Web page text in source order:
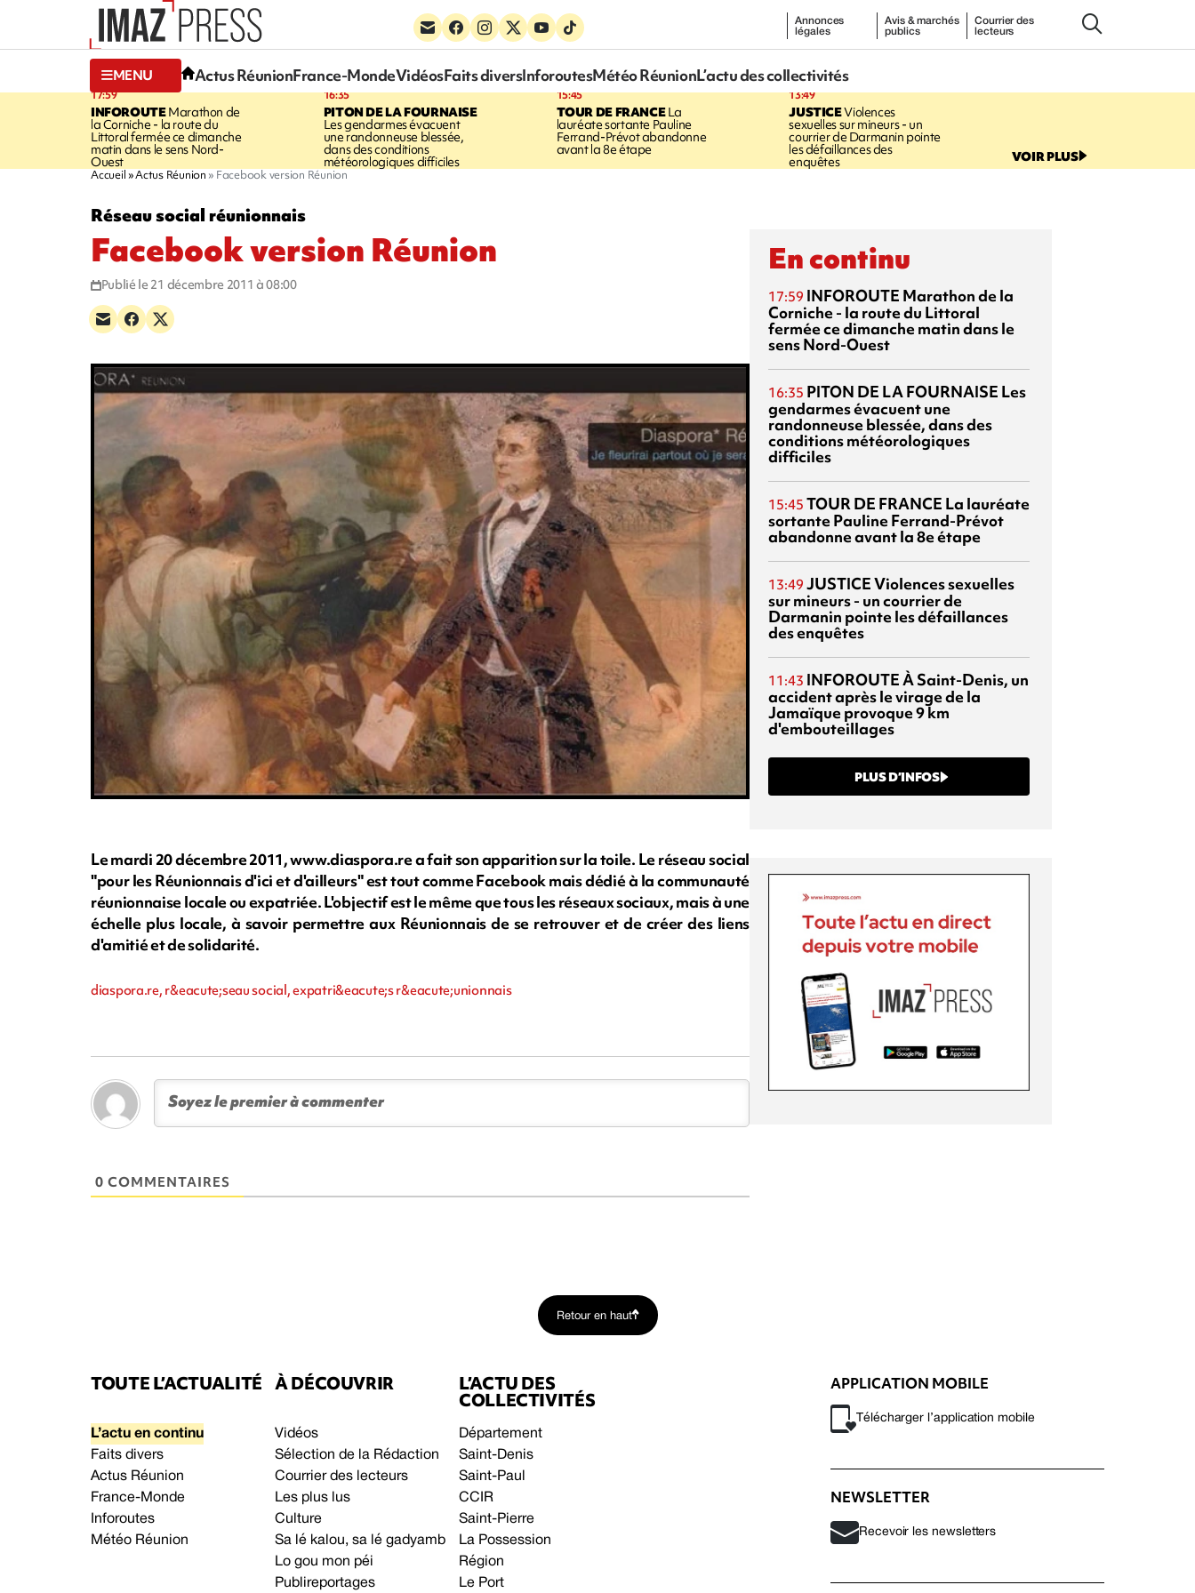
Annonces
légales
Avis & marchés
publics
Courrier des
lecteurs
MENU Actus RéunionFrance-MondeVidéosFaits diversInforoutesMétéo RéunionL’actu des collectivités
17:59
INFOROUTEMarathon de
la Corniche - la route du
Littoral fermée ce dimanche
matin dans le sens Nord-
Ouest
16:35
PITON DE LA FOURNAISE
Les gendarmes évacuent
une randonneuse blessée,
dans des conditions
météorologiques difficiles
15:45
TOUR DE FRANCELa
lauréate sortante Pauline
Ferrand-Prévot abandonne
avant la 8e étape
13:49
JUSTICEViolences
sexuelles sur mineurs - un
courrier de Darmanin pointe
les défaillances des
enquêtes VOIR PLUS
Accueil Actus Réunion Facebook version Réunion
Réseau social réunionnais
Facebook version Réunion
Publié le 21 décembre 2011 à 08:00
Le mardi 20 décembre 2011, www.diaspora.re a fait son apparition sur la toile. Le réseau social
"pour les Réunionnais d'ici et d'ailleurs" est tout comme Facebook mais dédié à la communauté
réunionnaise locale ou expatriée. L'objectif est le même que tous les réseaux sociaux, mais à une
échelle plus locale, à savoir permettre aux Réunionnais de se retrouver et de créer des liens
d'amitié et de solidarité.
diaspora.re, r&eacute;seau social, expatri&eacute;s r&eacute;unionnais
0 COMMENTAIRES
En continu
17:59 INFOROUTE Marathon de la
Corniche - la route du Littoral
fermée ce dimanche matin dans le
sens Nord-Ouest
16:35 PITON DE LA FOURNAISE Les
gendarmes évacuent une
randonneuse blessée, dans des
conditions météorologiques
difficiles
15:45 TOUR DE FRANCE La lauréate
sortante Pauline Ferrand-Prévot
abandonne avant la 8e étape
13:49 JUSTICEViolences sexuelles
sur mineurs - un courrier de
Darmanin pointe les défaillances
des enquêtes
11:43 INFOROUTEÀ Saint-Denis, un
accident après le virage de la
Jamaïque provoque 9 km
d'embouteillages
PLUS D’INFOS
Retour en haut
TOUTE L’ACTUALITÉ
L’actu en continu
Faits divers
Actus Réunion
France-Monde
Inforoutes
Météo Réunion
À DÉCOUVRIR
Vidéos
Sélection de la Rédaction
Courrier des lecteurs
Les plus lus
Culture
Sa lé kalou, sa lé gadyamb
Lo gou mon péi
Publireportages
L’ACTU DES
COLLECTIVITÉS
Département
Saint-Denis
Saint-Paul
CCIR
Saint-Pierre
La Possession
Région
Le Port
APPLICATION MOBILE
Télécharger l’application mobile
NEWSLETTER
Recevoir les newsletters